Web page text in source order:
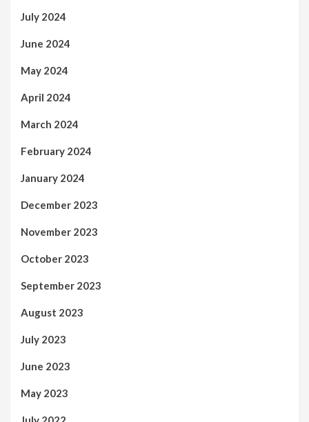
July 2024
June 2024
May 2024
April 2024
March 2024
February 2024
January 2024
December 2023
November 2023
October 2023
September 2023
August 2023
July 2023
June 2023
May 2023